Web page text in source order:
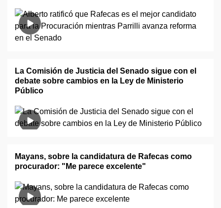
La Comisión de Justicia del Senado sigue con el
debate sobre cambios en la Ley de Ministerio
Público
Mayans, sobre la candidatura de Rafecas como
procurador: "Me parece excelente"